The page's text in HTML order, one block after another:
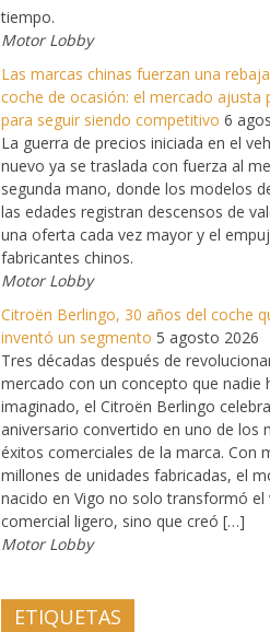
tiempo.
Motor Lobby
Las marcas chinas fuerzan una
coche de ocasión: el mercado ajusta
para seguir siendo competitivo 6
La guerra de precios iniciada en el
nuevo ya se traslada con fuerza al
segunda mano, donde los modelos
las edades registran descensos de
una oferta cada vez mayor y el
fabricantes chinos.
Motor Lobby
Citroën Berlingo, 30 años del coche
inventó un segmento 5 agosto 2026
Tres décadas después de
mercado con un concepto que nadie
imaginado, el Citroën Berlingo
aniversario convertido en uno de los
éxitos comerciales de la marca. Con
millones de unidades fabricadas, el
nacido en Vigo no solo transformó el
comercial ligero, sino que creó […]
Motor Lobby
ETIQUETAS